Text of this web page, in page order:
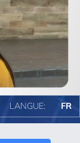
LANGUE: FR